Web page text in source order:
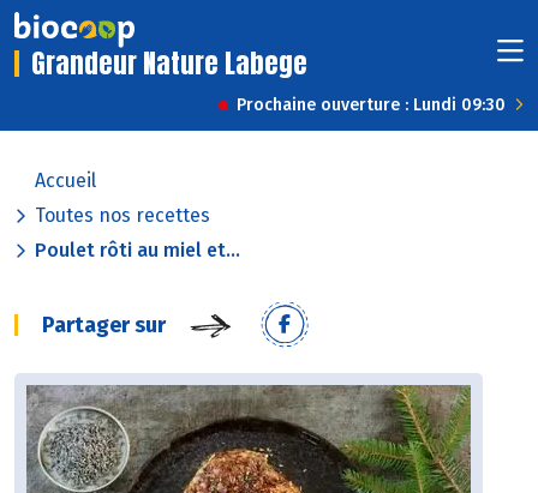
Grandeur Nature Labege
Prochaine ouverture : Lundi 09:30
Accueil
Toutes nos recettes
Poulet rôti au miel et...
Partager sur